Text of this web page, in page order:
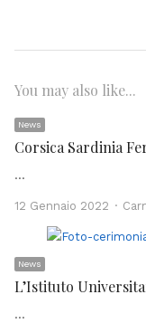
You may also like...
News
Corsica Sardinia
…
12 Gennaio 2022
News
L’Istituto
…